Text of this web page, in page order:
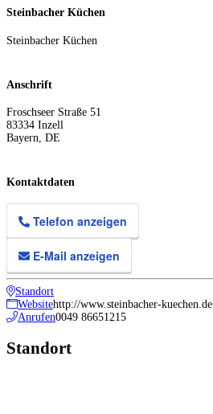
Steinbacher Küchen
Steinbacher Küchen
Anschrift
Froschseer Straße 51
83334 Inzell
Bayern, DE
Kontaktdaten
Telefon anzeigen
E-Mail anzeigen
Standort
Websitehttp://www.steinbacher-kuechen.de
Anrufen0049 86651215
Standort